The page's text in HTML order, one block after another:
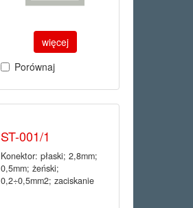
więcej
Porównaj
ST-001/1
Konektor: płaski; 2,8mm;
0,5mm; żeński;
0,2÷0,5mm2; zaciskanie